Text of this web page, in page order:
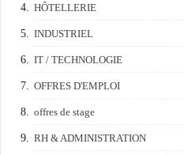
HÔTELLERIE
INDUSTRIEL
IT / TECHNOLOGIE
OFFRES D'EMPLOI
offres de stage
RH & ADMINISTRATION